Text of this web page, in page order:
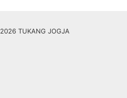
TUKANG JOGJA